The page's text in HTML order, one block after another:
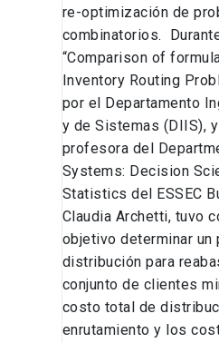
re-optimización de
combinatorios.
“Comparison of
Inventory Routing
por el Departamento
y de Sistemas (DIIS),
profesora del
Systems: Decision
Statistics del ESSEC
Claudia Archetti, tuvo
objetivo determinar un
distribución para
conjunto de clientes
costo total de
enrutamiento y los